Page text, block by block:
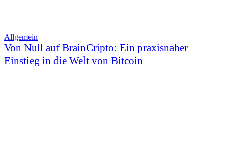
Allgemein
Von Null auf BrainCripto: Ein praxisnaher
Einstieg in die Welt von Bitcoin